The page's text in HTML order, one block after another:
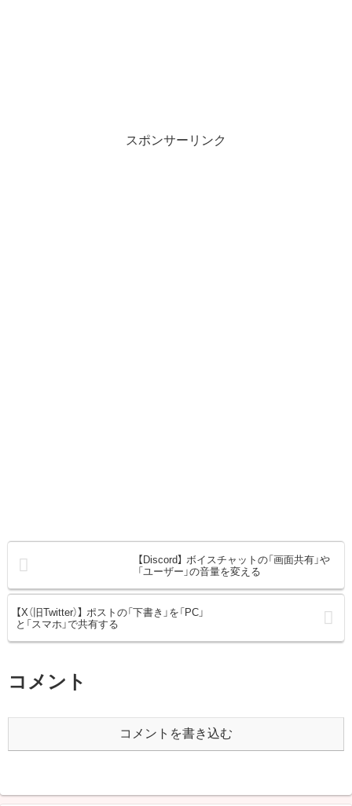
スポンサーリンク
【Discord】 ボイスチャットの「画面共有」や
「ユーザー」の音量を変える
【X（旧Twitter）】 ポストの「下書き」を「PC」
と「スマホ」で共有する
コメント
コメントを書き込む